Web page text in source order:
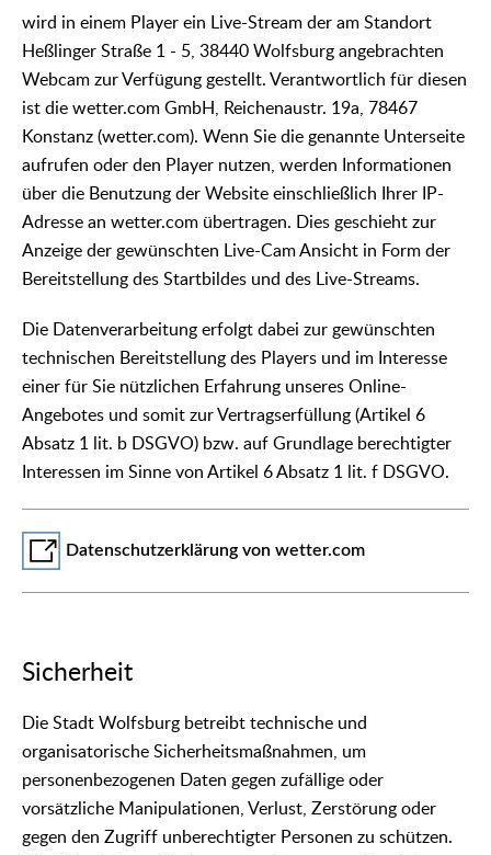
wird in einem Player ein Live-Stream der am Standort
Heßlinger Straße 1 - 5, 38440 Wolfsburg angebrachten
Webcam zur Verfügung gestellt. Verantwortlich für diesen
ist die wetter.com GmbH, Reichenaustr. 19a, 78467
Konstanz (wetter.com). Wenn Sie die genannte Unterseite
aufrufen oder den Player nutzen, werden Informationen
über die Benutzung der Website einschließlich Ihrer IP-
Adresse an wetter.com übertragen. Dies geschieht zur
Anzeige der gewünschten Live-Cam Ansicht in Form der
Bereitstellung des Startbildes und des Live-Streams.
Die Datenverarbeitung erfolgt dabei zur gewünschten
technischen Bereitstellung des Players und im Interesse
einer für Sie nützlichen Erfahrung unseres Online-
Angebotes und somit zur Vertragserfüllung (Artikel 6
Absatz 1 lit. b DSGVO) bzw. auf Grundlage berechtigter
Interessen im Sinne von Artikel 6 Absatz 1 lit. f DSGVO.
Datenschutzerklärung von wetter.com
Sicherheit
Die Stadt Wolfsburg betreibt technische und
organisatorische Sicherheitsmaßnahmen, um
personenbezogenen Daten gegen zufällige oder
vorsätzliche Manipulationen, Verlust, Zerstörung oder
gegen den Zugriff unberechtigter Personen zu schützen.